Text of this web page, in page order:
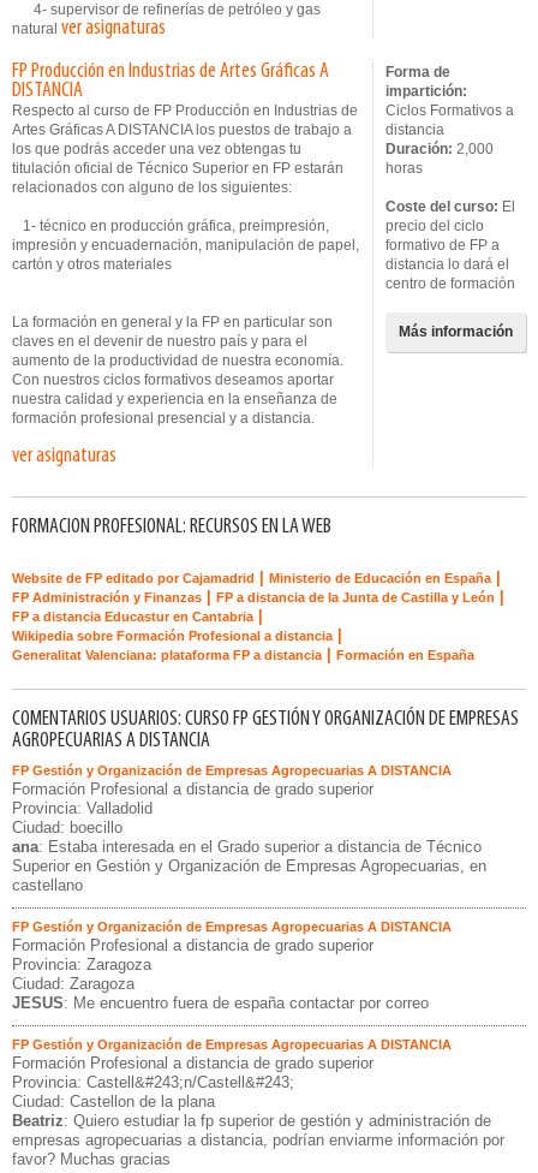
4- supervisor de refinerías de petróleo y gas
natural ver asignaturas
FP Producción en Industrias de Artes Gráficas A
DISTANCIA
Respecto al curso de FP Producción en Industrias de
Artes Gráficas A DISTANCIA los puestos de trabajo a
los que podrás acceder una vez obtengas tu
titulación oficial de Técnico Superior en FP estarán
relacionados con alguno de los siguientes:
1- técnico en producción gráfica, preimpresión,
impresión y encuadernación, manipulación de papel,
cartón y otros materiales
La formación en general y la FP en particular son
claves en el devenir de nuestro país y para el
aumento de la productividad de nuestra economía.
Con nuestros ciclos formativos deseamos aportar
nuestra calidad y experiencia en la enseñanza de
formación profesional presencial y a distancia.
ver asignaturas
Forma de
impartición:
Ciclos Formativos a
distancia
Duración: 2,000
horas
Coste del curso: El
precio del ciclo
formativo de FP a
distancia lo dará el
centro de formación
Más información
FORMACION PROFESIONAL: RECURSOS EN LA WEB
Website de FP editado por Cajamadrid Ministerio de Educación en España
FP Administración y Finanzas FP a distancia de la Junta de Castilla y León
FP a distancia Educastur en Cantabria
Wikipedia sobre Formación Profesional a distancia
Generalitat Valenciana: plataforma FP a distancia Formación en España
COMENTARIOS USUARIOS: CURSO FP GESTIÓN Y ORGANIZACIÓN DE EMPRESAS
AGROPECUARIAS A DISTANCIA
FP Gestión y Organización de Empresas Agropecuarias A DISTANCIA
Formación Profesional a distancia de grado superior
Provincia: Valladolid
Ciudad: boecillo
ana: Estaba interesada en el Grado superior a distancia de Técnico
Superior en Gestión y Organización de Empresas Agropecuarias, en
castellano
FP Gestión y Organización de Empresas Agropecuarias A DISTANCIA
Formación Profesional a distancia de grado superior
Provincia: Zaragoza
Ciudad: Zaragoza
JESUS: Me encuentro fuera de españa contactar por correo
FP Gestión y Organización de Empresas Agropecuarias A DISTANCIA
Formación Profesional a distancia de grado superior
Provincia: Castell&#243;n/Castell&#243;
Ciudad: Castellon de la plana
Beatriz: Quiero estudiar la fp superior de gestión y administración de
empresas agropecuarias a distancia, podrían enviarme información por
favor? Muchas gracias